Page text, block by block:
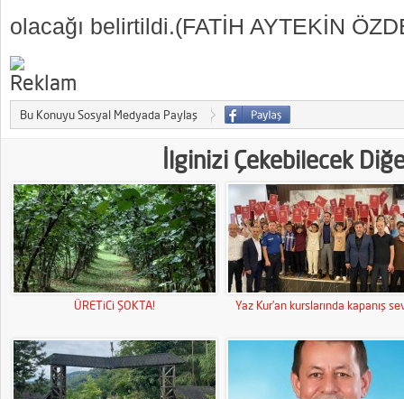
olacağı belirtildi.(FATİH AYTEKİN
Bu Konuyu Sosyal Medyada Paylaş
İlginizi Çekebilecek
ÜRETiCi ŞOKTA! Yaz Kur’an kurslarında kapanış